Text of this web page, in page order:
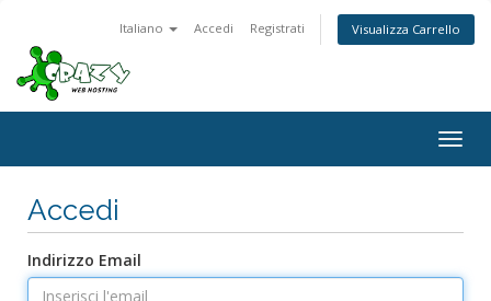
Italiano Accedi Registrati Visualizza Carrello
Accedi
Indirizzo Email